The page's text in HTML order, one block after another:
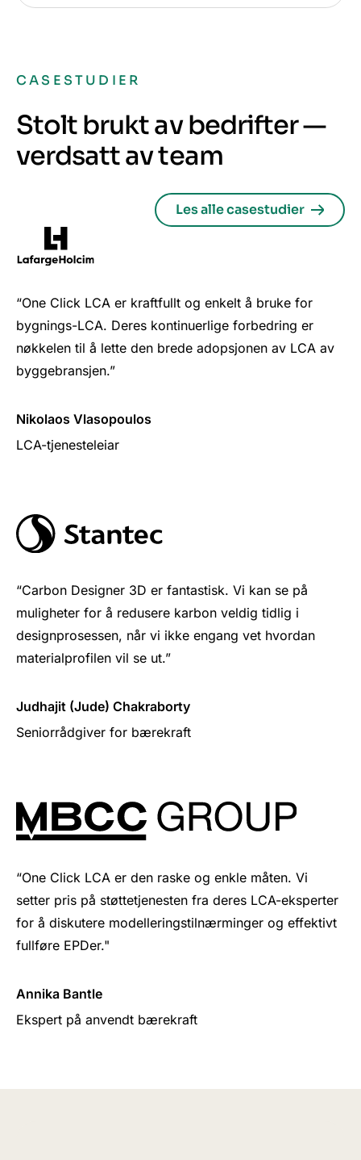
CASESTUDIER
Stolt brukt av bedrifter —
verdsatt av team
Les alle casestudier
“One Click LCA er kraftfullt og enkelt å bruke for
bygnings-LCA. Deres kontinuerlige forbedring er
nøkkelen til å lette den brede adopsjonen av LCA av
byggebransjen.”
Nikolaos Vlasopoulos
LCA-tjenesteleiar
“Carbon Designer 3D er fantastisk. Vi kan se på
muligheter for å redusere karbon veldig tidlig i
designprosessen, når vi ikke engang vet hvordan
materialprofilen vil se ut.”
Judhajit (Jude) Chakraborty
Seniorrådgiver for bærekraft
“One Click LCA er den raske og enkle måten. Vi
setter pris på støttetjenesten fra deres LCA-eksperter
for å diskutere modelleringstilnærminger og effektivt
fullføre EPDer."
Annika Bantle
Ekspert på anvendt bærekraft